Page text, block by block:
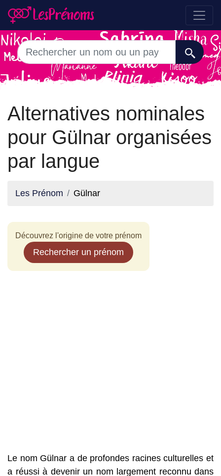
Alternatives nominales
pour Gülnar organisées
par langue
Les Prénom Gülnar
Découvrez l'origine de votre prénom
Rechercher un prénom
Le nom Gülnar a de profondes racines culturelles et
a réussi à devenir un nom largement reconnu dans